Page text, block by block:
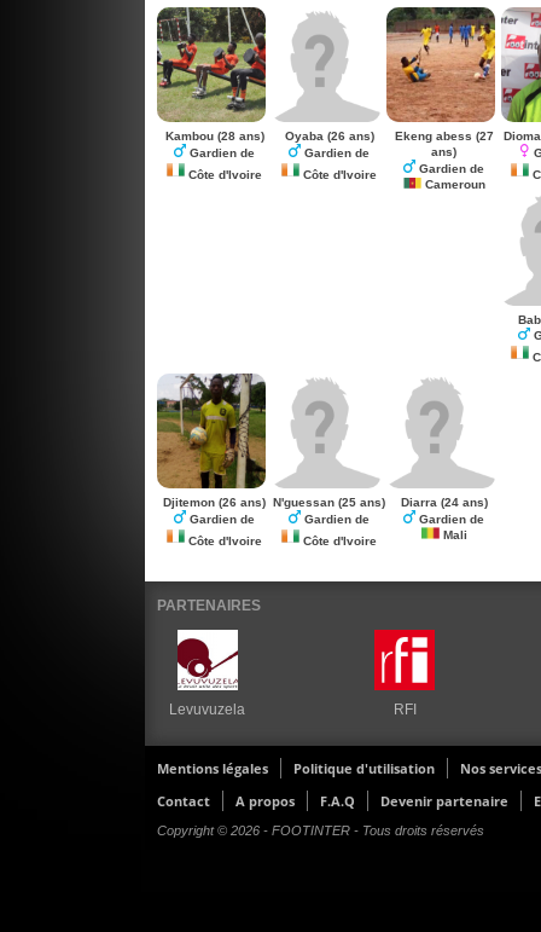
Kambou (28 ans)
Gardien de
Côte d'Ivoire
Oyaba(26 ans)
Gardien de
Côte d'Ivoire
Ekeng abess (27
ans)
Gardien de
Cameroun
Djitemon (26 ans)
Gardien de
Côte d'Ivoire
N'guessan (25 ans)
Gardien de
Côte d'Ivoire
Diarra (24 ans)
Gardien de
Mali
PARTENAIRES
Levuvuzela RFI
Mentions légales Politique d'utilisation
Nos services
Contact
A propos F.A.Q Devenir partenaire
Copyright © 2026 - FOOTINTER - Tous droits réservés